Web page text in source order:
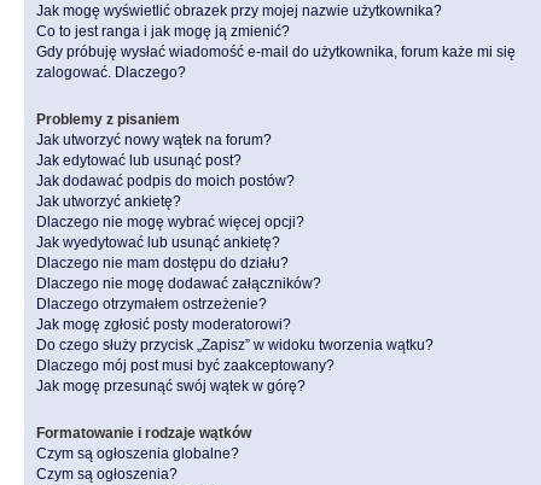
Jak mogę wyświetlić obrazek przy mojej nazwie użytkownika?
Co to jest ranga i jak mogę ją zmienić?
Gdy próbuję wysłać wiadomość e-mail do użytkownika, forum każe mi się
zalogować. Dlaczego?
Problemy z pisaniem
Jak utworzyć nowy wątek na forum?
Jak edytować lub usunąć post?
Jak dodawać podpis do moich postów?
Jak utworzyć ankietę?
Dlaczego nie mogę wybrać więcej opcji?
Jak wyedytować lub usunąć ankietę?
Dlaczego nie mam dostępu do działu?
Dlaczego nie mogę dodawać załączników?
Dlaczego otrzymałem ostrzeżenie?
Jak mogę zgłosić posty moderatorowi?
Do czego służy przycisk „Zapisz” w widoku tworzenia wątku?
Dlaczego mój post musi być zaakceptowany?
Jak mogę przesunąć swój wątek w górę?
Formatowanie i rodzaje wątków
Czym są ogłoszenia globalne?
Czym są ogłoszenia?